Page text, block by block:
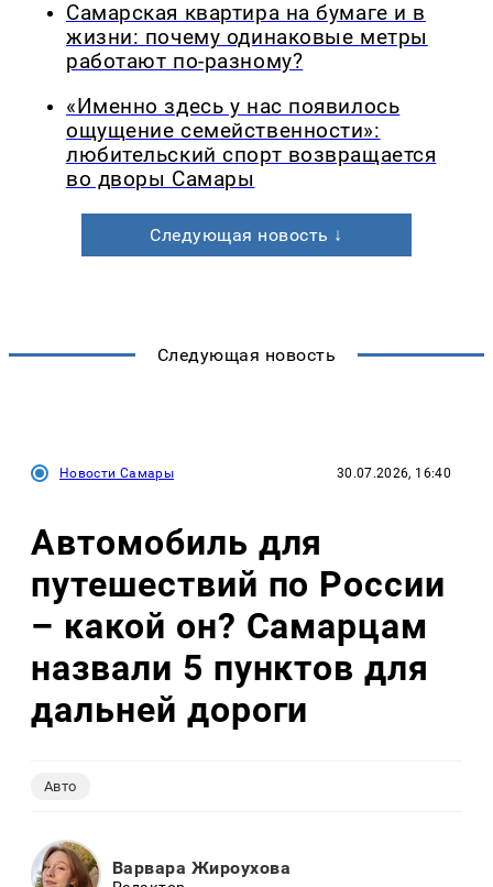
Самарская квартира на бумаге и в
жизни: почему одинаковые метры
работают по-разному?
«Именно здесь у нас появилось
ощущение семейственности»:
любительский спорт возвращается
во дворы Самары
Следующая новость ↓
Следующая новость
Новости Самары 30.07.2026, 16:40
Автомобиль для
путешествий по России
– какой он? Самарцам
назвали 5 пунктов для
дальней дороги
Авто
Варвара Жироухова